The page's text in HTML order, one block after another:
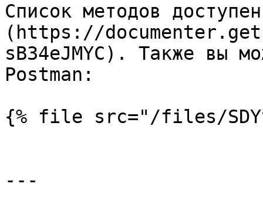
Список методов
(https://
sB34eJMYC). Также вы
Postman:
{% file src="/files/
---